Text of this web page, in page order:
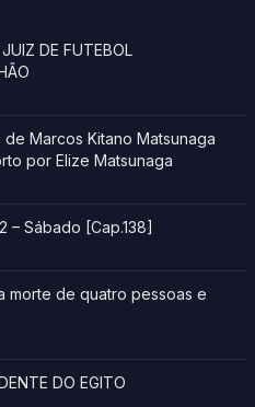
DE FUTEBOL
Marcos Kitano Matsunaga
por Elize Matsunaga
– Sábado [Cap.138]
morte de quatro pessoas e
DO EGITO